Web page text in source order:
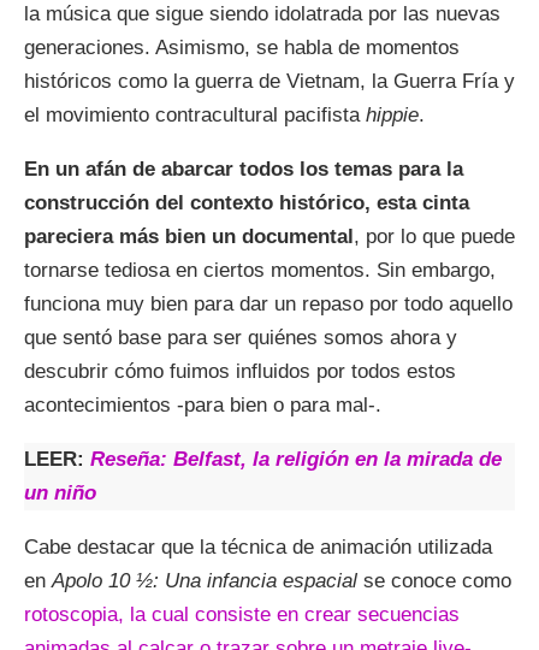
la música que sigue siendo idolatrada por las nuevas
generaciones. Asimismo, se habla de momentos
históricos como la guerra de Vietnam, la Guerra Fría y
el movimiento contracultural pacifista hippie.
En un afán de abarcar todos los temas para la
construcción del contexto histórico, esta cinta
pareciera más bien un documental, por lo que puede
tornarse tediosa en ciertos momentos. Sin embargo,
funciona muy bien para dar un repaso por todo aquello
que sentó base para ser quiénes somos ahora y
descubrir cómo fuimos influidos por todos estos
acontecimientos -para bien o para mal-.
LEER: Reseña: Belfast, la religión en la mirada de
un niño
Cabe destacar que la técnica de animación utilizada
enApolo 10 ½: Una infancia espacial se conoce como
rotoscopia, la cual consiste en crear secuencias